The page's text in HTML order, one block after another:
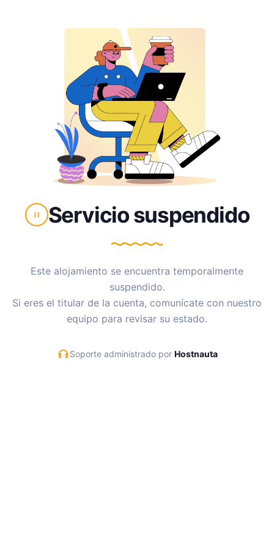
Servicio suspendido
Este alojamiento se encuentra temporalmente
suspendido.
Si eres el titular de la cuenta, comunícate con nuestro
equipo para revisar su estado.
Soporte administrado por Hostnauta